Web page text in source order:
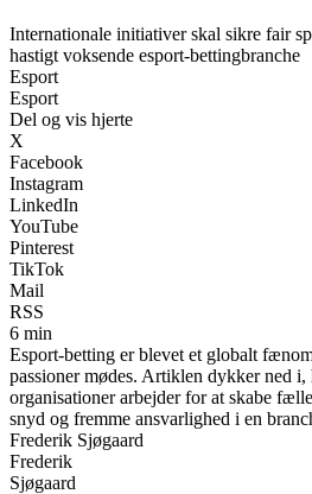
Internationale initiativer skal sikre fair
hastigt voksende esport-bettingbranche
Esport
Esport
Del og vis hjerte
X
Facebook
Instagram
LinkedIn
YouTube
Pinterest
TikTok
Mail
RSS
6 min
Esport-betting er blevet et globalt
passioner mødes. Artiklen dykker ned
organisationer arbejder for at skabe
snyd og fremme ansvarlighed i en
Frederik Sjøgaard
Frederik
Sjøgaard